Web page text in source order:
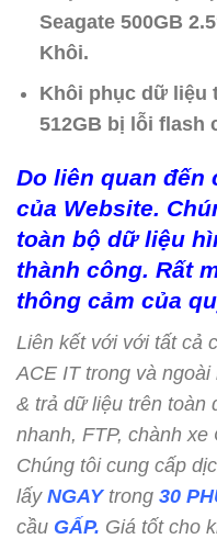
Seagate 500GB
Khôi.
Khôi phục dữ liệu
512GB bị lỗi flash
Do liên quan đến
của Website.
toàn bộ dữ liệu
thành công. Rất
thông cảm của
Liên kết với với tất cả
ACE IT trong và
& trả dữ liệu trên toàn
nhanh, FTP, chành
Chúng tôi cung cấp
lấy NGAYtrong 30
cầu GẤP. Giá tốt cho